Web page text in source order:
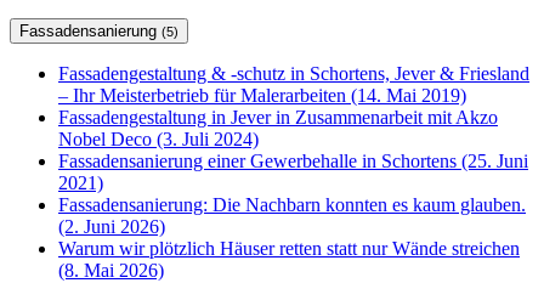
Fassadensanierung (5)
Fassadengestaltung & -schutz in Schortens, Jever & Friesland
– Ihr Meisterbetrieb für Malerarbeiten (14. Mai 2019)
Fassadengestaltung in Jever in Zusammenarbeit mit Akzo
Nobel Deco (3. Juli 2024)
Fassadensanierung einer Gewerbehalle in Schortens (25. Juni
2021)
Fassadensanierung: Die Nachbarn konnten es kaum glauben.
(2. Juni 2026)
Warum wir plötzlich Häuser retten statt nur Wände streichen
(8. Mai 2026)